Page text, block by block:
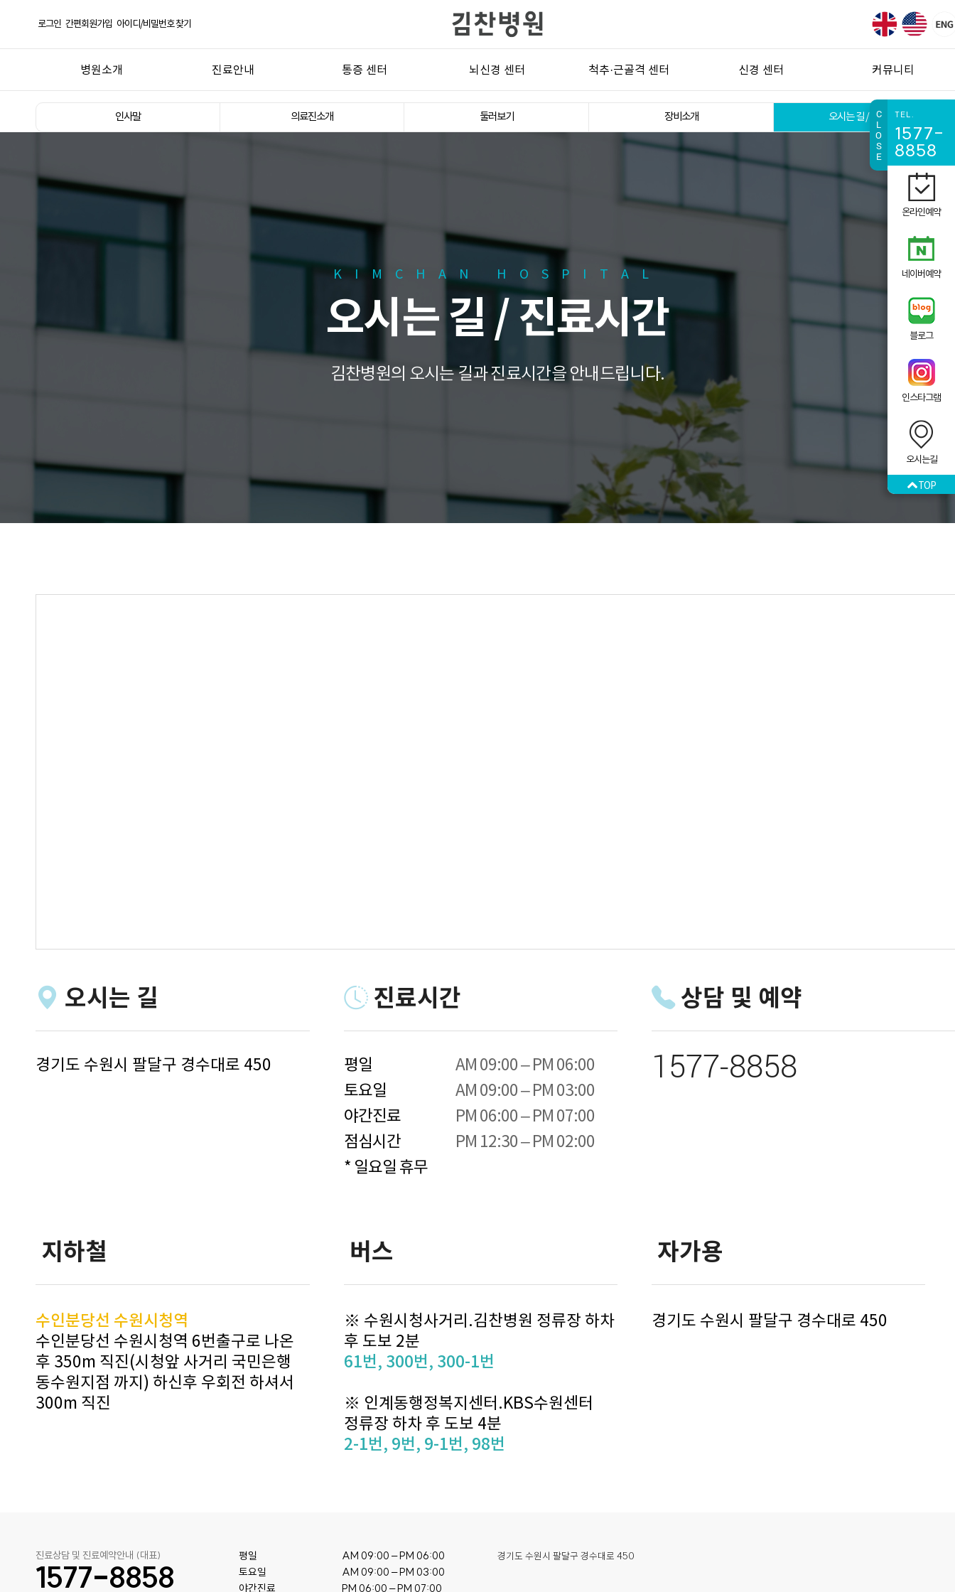
로그인 간편회원가입 아이디/비밀번호 찾기
병원소개 진료안내 통증 센터 뇌신경 센터 척추·근골격 센터 신경 센터 커뮤니티
의료진소개
오시는 길 / 진료시간
진료 절차
통풍
섬유근육통
삼차신경통
비정형안면통
후두신경통
단기지속 편측성 신경통형 두통
(SUNCT)
안면마비/안면경련
허리디스크
근근막증후군
척추관협착증
흉곽출구 증후군
버거씨병
복합부위통증증후군(CRPS)
병원소식
언론보도
인사말 의료진소개 둘러보기 장비소개 오시는 길 / 진료시간
KIMCHAN HOSPITAL
오시는 길 / 진료시간
김찬병원의 오시는 길과 진료시간을 안내드립니다.
오시는 길
경기도 수원시 팔달구 경수대로 450
진료시간
평일
토요일
야간진료
점심시간
* 일요일 휴무
AM 09:00 – PM 06:00
AM 09:00 – PM 03:00
PM 06:00 – PM 07:00
PM 12:30 – PM 02:00
상담 및 예약
1577-8858
지하철
수인분당선 수원시청역
수인분당선 수원시청역 6번출구로 나온
후 350m 직진(시청앞 사거리 국민은행
동수원지점 까지) 하신후 우회전 하셔서
300m 직진
버스
※ 수원시청사거리.김찬병원 정류장 하차
후 도보 2분
61번, 300번, 300-1번
※ 인계동행정복지센터.KBS수원센터
정류장 하차 후 도보 4분
2-1번, 9번, 9-1번, 98번
자가용
경기도 수원시 팔달구 경수대로 450
진료상담 및 진료예약안내 (대표)
1577-8858
평일
토요일
야간진료
AM 09:00 – PM 06:00
AM 09:00 – PM 03:00
PM 06:00 – PM 07:00
경기도 수원시 팔달구 경수대로 450
C
L
O
S
E
TEL.
1577-
8858
온라인예약
네이버예약
블로그
인스타그램
오시는길
TOP